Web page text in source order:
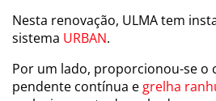
Nesta renovação, ULMA tem
sistema URBAN.
Por um lado, proporcionou-se o
pendente contínua e grelha